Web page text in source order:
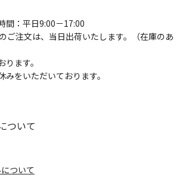
：平日9:00－17:00
ご注文は、当日出荷いたします。（在庫のあ
ます。
をいただいております。
ついて
ついて